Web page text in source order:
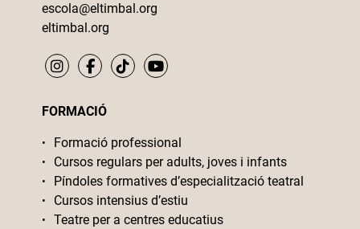
escola@eltimbal.org
eltimbal.org
FORMACIÓ
Formació professional
Cursos regulars per adults, joves i infants
Píndoles formatives d’especialització teatral
Cursos intensius d’estiu
Teatre per a centres educatius